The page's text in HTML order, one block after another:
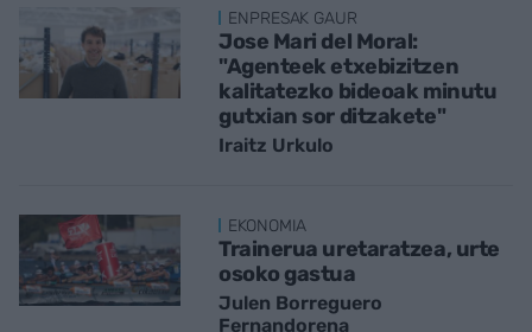
ENPRESAK GAUR
Jose Mari del Moral:
"Agenteek etxebizitzen
kalitatezko bideoak minutu
gutxian sor ditzakete"
Iraitz Urkulo
EKONOMIA
Trainerua uretaratzea, urte
osoko gastua
Julen Borreguero
Fernandorena